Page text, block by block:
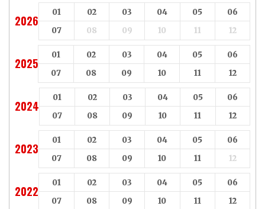
2026
01 02 03 04 05
06
07
08 09 10 11 12
2025
01 02 03 04 05
06
07
08 09 10 11 12
2024
01 02 03 04 05
06
07
08 09 10 11 12
2023
01 02 03 04 05
06
07
08 09 10 11 12
2022
01 02 03 04 05
06
07
08 09 10 11 12